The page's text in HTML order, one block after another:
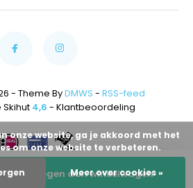
Toevoegen aan winkelwagen
- Theme ByDMWS - RSS-feed
4,6 - Klantbeoordeling
onze website, ga je akkoord met het
om onze website te verbeteren.
Meer over cookies »